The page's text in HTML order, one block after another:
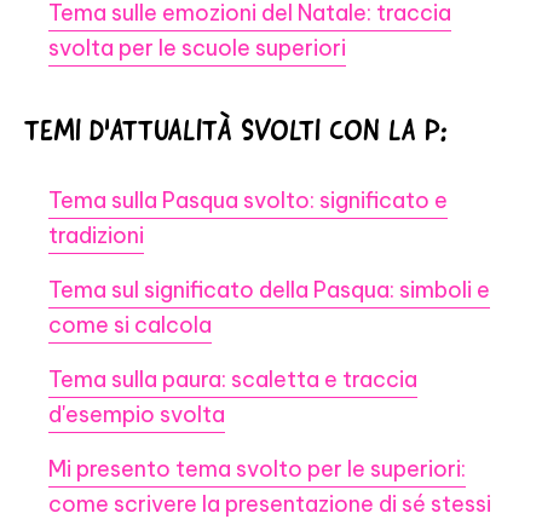
Tema sulle emozioni del Natale: traccia
svolta per le scuole superiori
TEMI D'ATTUALITÀ SVOLTI CON LA P:
Tema sulla Pasqua svolto: significato e
tradizioni
Tema sul significato della Pasqua: simboli e
come si calcola
Tema sulla paura: scaletta e traccia
d'esempio svolta
Mi presento tema svolto per le superiori:
come scrivere la presentazione di sé stessi